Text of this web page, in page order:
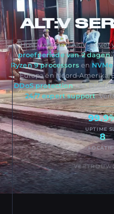
ALT:V
Host uw eigen Alt:V-server
proefperiode van 2 dagen,
Ryzen 9 processorsen
Europa en Noord-Amerika.
DDoS protectionvan
24/7 expert support.
UPTIME
8